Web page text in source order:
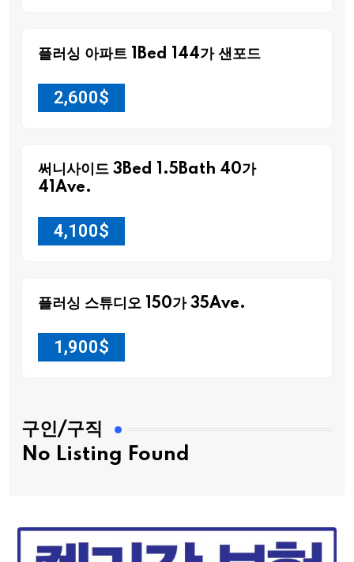
플러싱 아파트 1Bed 144가 샌포드
2,600$
써니사이드 3Bed 1.5Bath 40가
41Ave.
4,100$
플러싱 스튜디오 150가 35Ave.
1,900$
구인/구직
No Listing Found